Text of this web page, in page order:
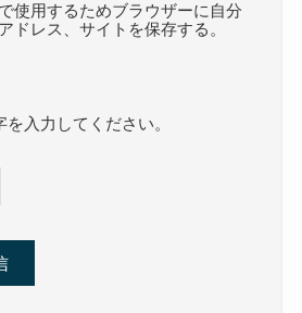
使用するためブラウザーに自分
ドレス、サイトを保存する。
を入力してください。